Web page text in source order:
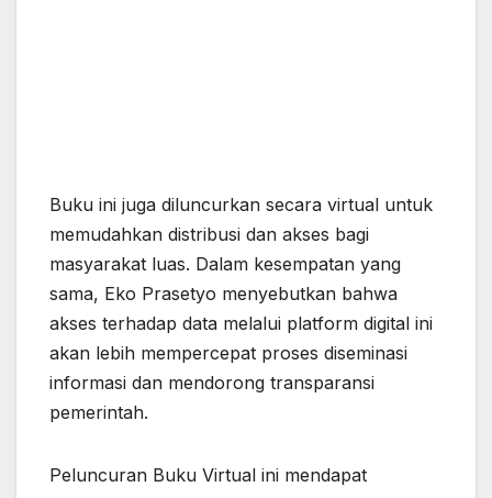
Buku ini juga diluncurkan secara virtual untuk
memudahkan distribusi dan akses bagi
masyarakat luas. Dalam kesempatan yang
sama, Eko Prasetyo menyebutkan bahwa
akses terhadap data melalui platform digital ini
akan lebih mempercepat proses diseminasi
informasi dan mendorong transparansi
pemerintah.
Peluncuran Buku Virtual ini mendapat